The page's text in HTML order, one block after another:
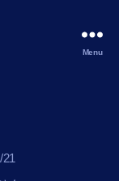
Menu